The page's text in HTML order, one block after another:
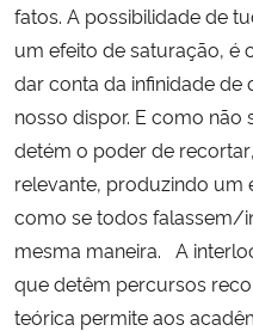
fatos. A possibilidade de
um efeito de saturação, é
dar conta da infinidade
nosso dispor. E como não
detém o poder de
relevante, produzindo um
como se todos falassem/
mesma maneira. A
que detêm percursos
teórica permite aos